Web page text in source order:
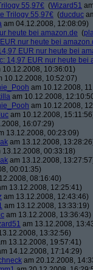
55,97€ (Wizard51
Trilogy 55,97€ (ducduc
am 04.12.2008, 12:08:09)
heute bei amazon.de (
nur heute bei
EUR nur heute bei
14,97 EUR nur heute bei
10.12.2008, 10:36:01)
10.12.2008, 10:52:07)
am 10.12.2008,
am 10.12.2008,
am 10.12.2008,
am 10.12.2008,
16:07:29)
13.12.2008, 00:23:09)
am 13.12.2008,
13.12.2008, 00:33:18)
am 13.12.2008,
00:01:35)
08:16:40)
13.12.2008, 12:25:41)
am 13.12.2008, 12:43:46)
am 13.12.2008, 13:33:19)
am 13.12.2008, 13:36:43)
am 13.12.2008,
13:32:56)
13.12.2008, 19:57:41)
14.12.2008, 17:14:29)
am 20.12.2008,